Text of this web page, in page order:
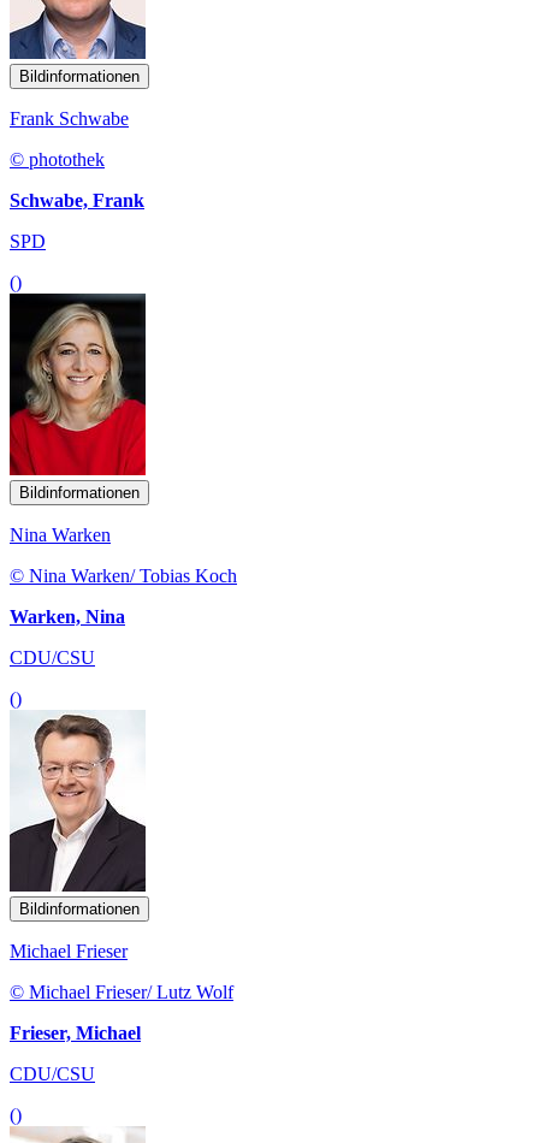
Bildinformationen
Frank Schwabe
© photothek
Schwabe, Frank
SPD
()
Bildinformationen
Nina Warken
© Nina Warken/ Tobias Koch
Warken, Nina
CDU/CSU
()
Bildinformationen
Michael Frieser
© Michael Frieser/ Lutz Wolf
Frieser, Michael
CDU/CSU
()